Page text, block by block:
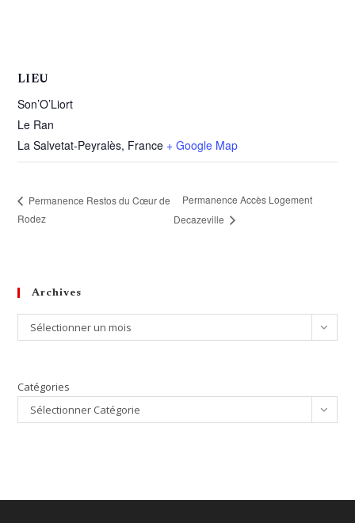
LIEU
Son’O’Liort
Le Ran
La Salvetat-Peyralès, France + Google Map
Permanence Restos du Cœur de
Rodez
Permanence Accès Logement
Decazeville
Archives
Archives
Sélectionner un mois
Catégories
Sélectionner Catégorie